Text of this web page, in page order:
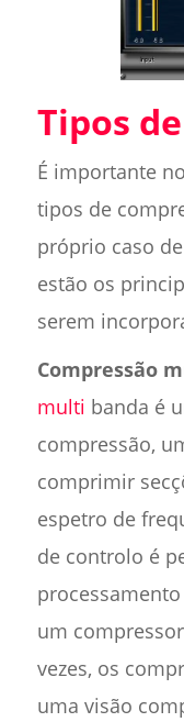
Tipos
É importante
tipos de
próprio caso
estão os
serem
Compressão
multi banda é
compressão,
comprimir
espetro de
de controlo é
um
vezes, os
uma visão